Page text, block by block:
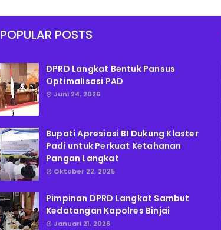
POPULAR POSTS
DPRD Langkat Bentuk Pansus
Optimalisasi PAD
Juni 24, 2026
Bupati Apresiasi BI Dukung Klaster
Padi untuk Perkuat Ketahanan
Pangan Langkat
Oktober 22, 2025
Pimpinan DPRD Langkat Sambut
Kedatangan Kapolres Binjai
Januari 21, 2026